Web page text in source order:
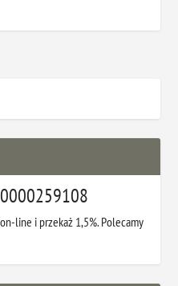
0000259108
line i przekaż 1,5%. Polecamy